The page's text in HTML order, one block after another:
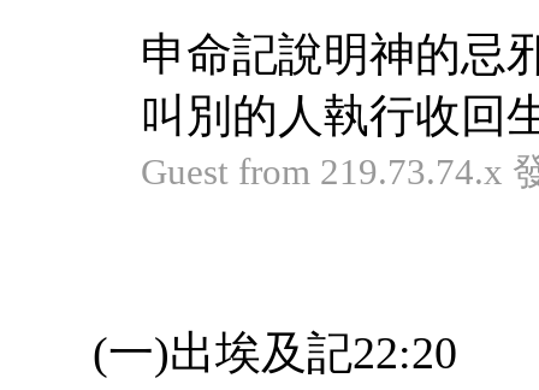
申命記說明神的忌
叫別的人執行收回
Guest from 219.73.74.x
(一)出埃及記22:20